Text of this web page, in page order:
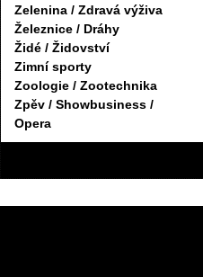
Zelenina / Zdravá výživa
Železnice / Dráhy
Židé / Židovství
Zimní sporty
Zoologie / Zootechnika
Zpěv / Showbusiness /
Opera